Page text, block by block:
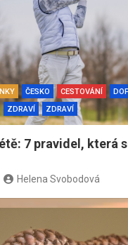
ČESKO CESTOVÁNÍ
ZDRAVÍ ZDRAVÍ
7 pravidel, která
Helena Svobodová